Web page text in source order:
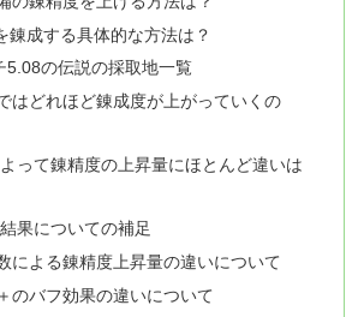
錬成する具体的な方法は？
5.08の伝説の採取地一覧
はどれほど錬成度が上がっていくの
って錬精度の上昇量にほとんど違いは
果についての補足
による錬精度上昇量の違いについて
のバフ効果の違いについて